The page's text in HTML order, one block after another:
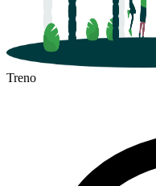
Treno